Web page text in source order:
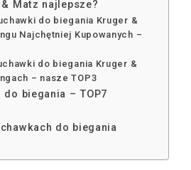
Matz najlepsze?
do biegania Kruger &
Najchętniej Kupowanych –
do biegania Kruger &
– nasze TOP3
do biegania – TOP7
do biegania